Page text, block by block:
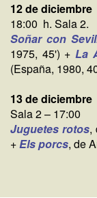
12 de diciembre
18:00 h. Sala 2.
Soñar con
1975, 45') + La
(España, 1980,
13 de diciembre
Sala 2 – 17:00
Juguetes rotos,
+Els porcs, de